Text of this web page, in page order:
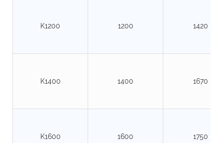
K1200 1200 1420
K1400 1400 1670
K1600 1600 1750